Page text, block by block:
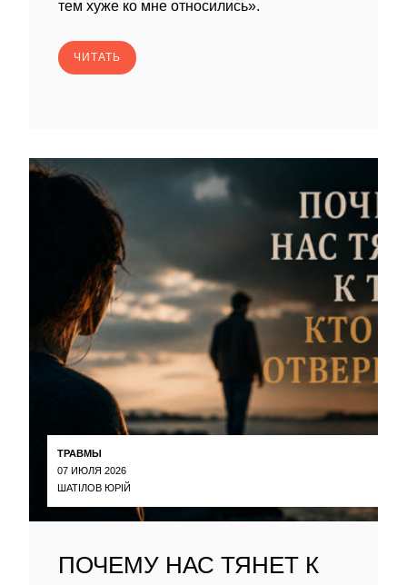
тем хуже ко мне относились».
ЧИТАТЬ
ТРАВМЫ
07 ИЮЛЯ 2026
ШАТІЛОВ ЮРІЙ
ПОЧЕМУ НАС ТЯНЕТ К